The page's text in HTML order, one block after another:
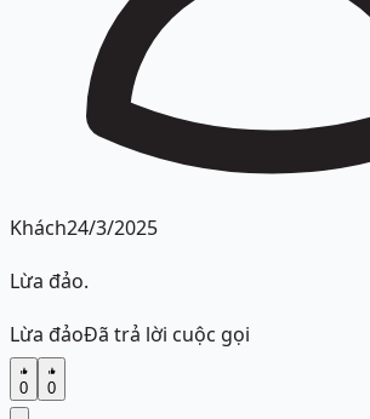
Khách24/3/2025
Lừa đảo.
Lừa đảoĐã trả lời cuộc gọi
0 0